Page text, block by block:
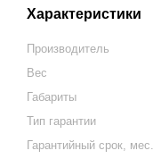
Характеристики
Производитель
Вес
Габариты
Тип гарантии
Гарантийный срок, мес.